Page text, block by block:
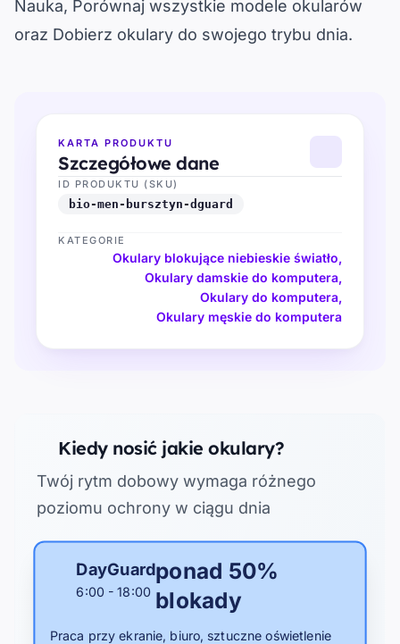
Nauka, Porównaj wszystkie modele okularów
oraz Dobierz okulary do swojego trybu dnia.
KARTA PRODUKTU
Szczegółowe dane
ID PRODUKTU (SKU)
bio-men-bursztyn-dguard
KATEGORIE
Okulary blokujące niebieskie światło,
Okulary damskie do komputera,
Okulary do komputera,
Okulary męskie do komputera
Kiedy nosić jakie okulary?
Twój rytm dobowy wymaga różnego
poziomu ochrony w ciągu dnia
DayGuard
6:00 - 18:00
ponad 50%
blokady
Praca przy ekranie, biuro, sztuczne oświetlenie